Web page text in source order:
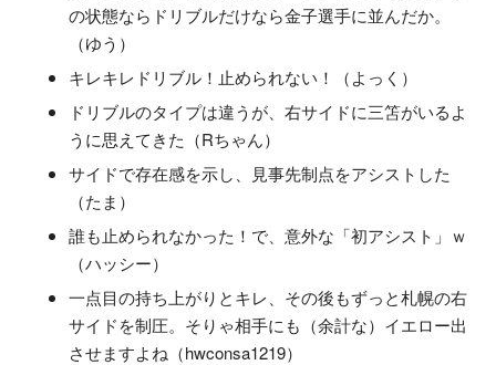
の状態ならドリブルだけなら金子選手に並んだか。
（ゆう）
キレキレドリブル！止められない！（よっく）
ドリブルのタイプは違うが、右サイドに三笘がいるよ
うに思えてきた（Rちゃん）
サイドで存在感を示し、見事先制点をアシストした
（たま）
誰も止められなかった！で、意外な「初アシスト」ｗ
（ハッシー）
一点目の持ち上がりとキレ、その後もずっと札幌の右
サイドを制圧。そりゃ相手にも（余計な）イエロー出
させますよね（hwconsa1219）